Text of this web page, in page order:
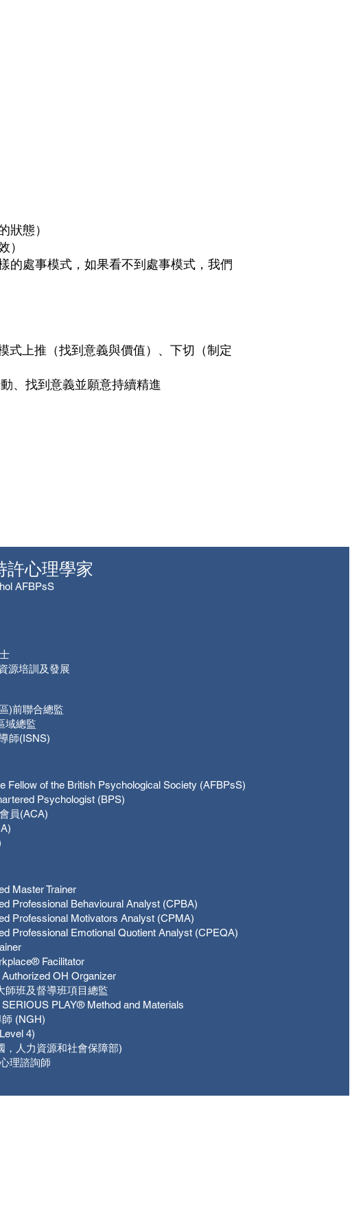
狀態）
）
的處事模式，如果看不到處事模式，我們
上推（找到意義與價值）、下切（制定
、找到意義並願意持續精進
許心理學家
AFBPsS
源培訓及發展
)前聯合總監
域總監
師(ISNS)
Fellow of the British Psychological Society (AFBPsS)
Psychologist (BPS)
員(ACA)
Master Trainer
Professional Behavioural Analyst (CPBA)
Professional Motivators Analyst (CPMA)
Professional Emotional Quotient Analyst (CPEQA)
Facilitator
OH Organizer
師班及督導班項目總監
PLAY® Method and Materials
(NGH)
4)
，人力資源和社會保障部)
理諮詢師